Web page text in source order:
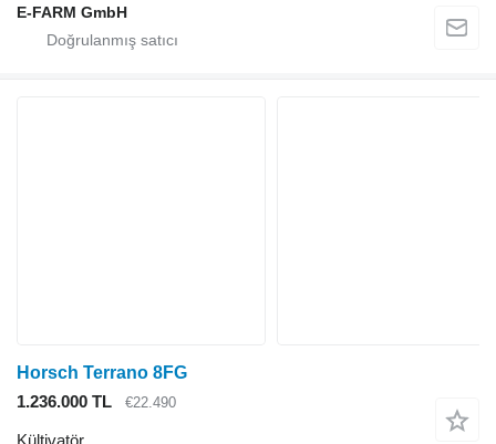
E-FARM GmbH
Horsch Terrano 8FG
1.236.000 TL
€22.490
Kültivatör